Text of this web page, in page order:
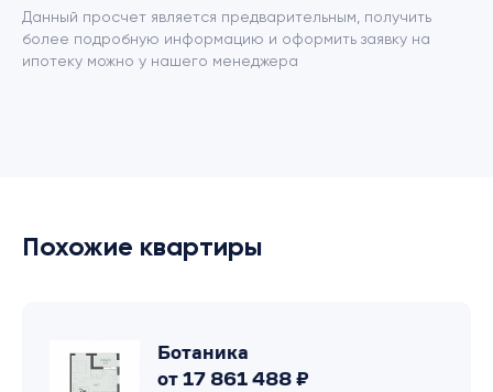
Данный просчет является предварительным, получить
более подробную информацию и оформить заявку на
ипотеку можно у нашего менеджера
Похожие квартиры
Ботаника
от 17 861 488 ₽